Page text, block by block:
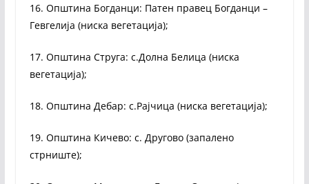
16. Општина Богданци: Патен правец Богданци –
Гевгелија (ниска вегетација);
17. Општина Струга: с.Дoлна Белица (ниска
вегетација);
18. Општина Дебар: с.Рајчица (ниска вегетација);
19. Општина Кичево: с. Другово (запалено
стрниште);